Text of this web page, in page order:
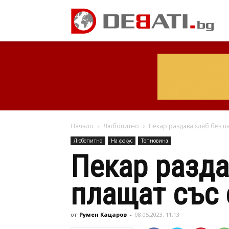
Начало Любопитно Пекар раздава хляб без
Любопитно На фокус Топновина
Пекар
плащат със
от Румен Кацаров - 08.05.2023, 11:13